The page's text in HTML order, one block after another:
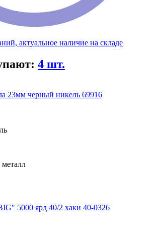
актуальное наличие на складе
4 шт.
23мм черный никель 69916
5000 ярд 40/2 хаки 40-0326